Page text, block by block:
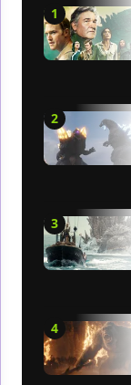
1
2
3
4